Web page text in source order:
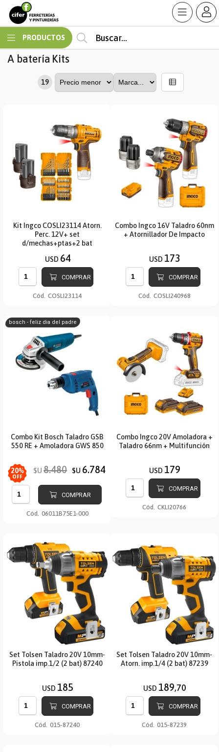
PRODUCTOS
A batería Kits
19
Kit Ingco COSLI23114 Atorn.
Perc. 12V+ set
d/mechas+ptas+2 bat
USD 64
COMPRAR
Cód. COSLI23114
Combo Ingco 16V Taladro 60nm
+ Atornillador De Impacto
USD 173
COMPRAR
Cód. COSLI240968
bosch - feliz dia del padre
Combo Kit Bosch Taladro GSB
550 RE + Amoladora GWS 850
20%
OFF
$U 8.480 $U 6.784
COMPRAR
Cód. 06011B75E1-000
Combo Ingco 20V Amoladora +
Taladro 66nm + Multifunción
USD 179
COMPRAR
Cód. CKLI20766
Set Tolsen Taladro 20V 10mm-
Pistola imp.1/2 (2 bat) 87240
USD 185
COMPRAR
Cód. 015-87240
Set Tolsen Taladro 20V 10mm-
Atorn. imp.1/4 (2 bat) 87239
USD 189,70
COMPRAR
Cód. 015-87239